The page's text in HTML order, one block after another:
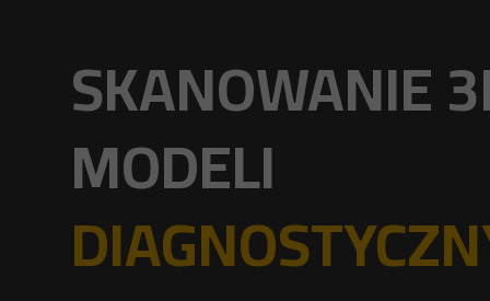
SKANOWANIE
MODELI